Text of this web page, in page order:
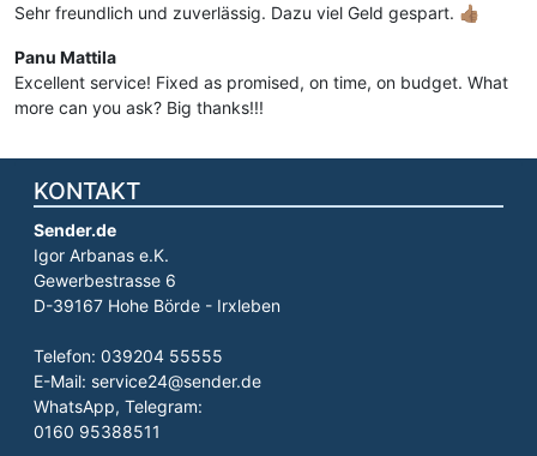
Sehr freundlich und zuverlässig. Dazu viel Geld gespart. 👍🏽
Panu Mattila
Excellent service! Fixed as promised, on time, on budget. What
more can you ask? Big thanks!!!
KONTAKT
Sender.de
Igor Arbanas e.K.
Gewerbestrasse 6
D-39167 Hohe Börde - Irxleben
Telefon: 039204 55555
E-Mail: service24@sender.de
WhatsApp, Telegram:
0160 95388511